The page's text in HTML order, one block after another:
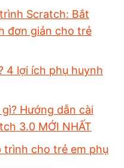
Scratch: Bắt
đơn giản cho trẻ
4 lợi ích phụ huynh
Hướng dẫn cài
3.0 MỚI NHẤT
trình cho trẻ em phụ